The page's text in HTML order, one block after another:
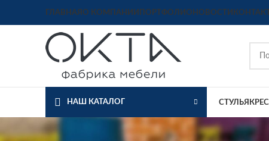
ГЛАВНАЯ О КОМПАНИИ ПОРТФОЛИО НОВОСТИ
НАШ КАТАЛОГ СТУЛЬЯ